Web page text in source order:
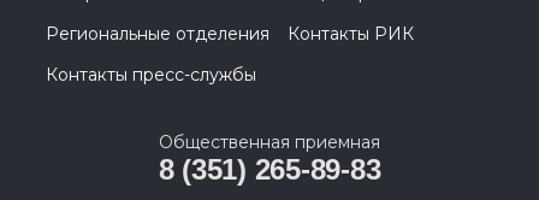
Региональные отделения
Контакты РИК
Контакты пресс-службы
Общественная приемная
8 (351) 265-89-83